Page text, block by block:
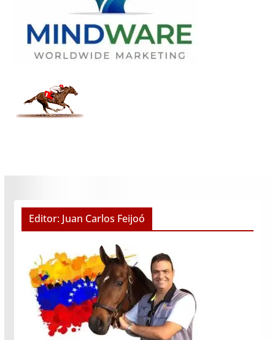
Editor: Juan Carlos Feijoó